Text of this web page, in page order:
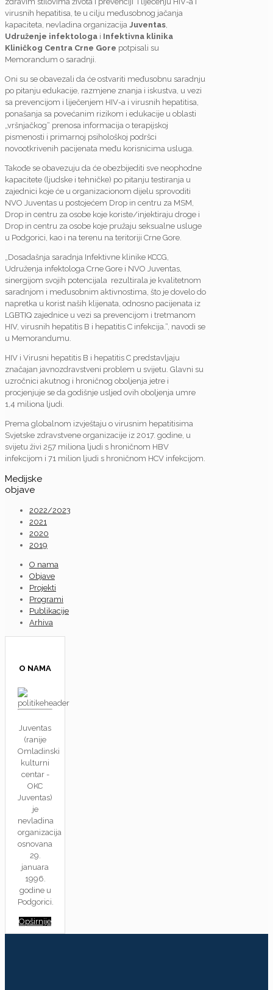
virusnih hepatitisa, te u cilju međusobnog jačanja
kapaciteta, nevladina organizacija Juventas,
Udruženje infektologa i Infektivna klinika
Kliničkog Centra Crne Gore potpisali su
Memorandum o saradnji.
Oni su se obavezali da će ostvariti međusobnu saradnju
po pitanju edukacije, razmjene znanja i iskustva, u vezi
sa prevencijom i liječenjem HIV-a i virusnih hepatitisa,
ponašanja sa povećanim rizikom i edukacije u oblasti
„vršnjačkog“ prenosa informacija o terapijskoj
pismenosti i primarnoj psihološkoj podršci
novootkrivenih pacijenata među korisnicima usluga.
Takođe se obavezuju da će obezbijediti sve neophodne
kapacitete (ljudske i tehničke) po pitanju testiranja u
zajednici koje će u organizacionom dijelu sprovoditi
NVO Juventas u postojećem Drop in centru za MSM,
Drop in centru za osobe koje koriste/injektiraju droge i
Drop in centru za osobe koje pružaju seksualne usluge
u Podgorici, kao i na terenu na teritoriji Crne Gore.
„Dosadašnja saradnja Infektivne klinike KCCG,
Udruženja infektologa Crne Gore i NVO Juventas,
sinergijom svojih potencijala rezultirala je kvalitetnom
saradnjom i međusobnim aktivnostima, što je dovelo do
napretka u korist naših klijenata, odnosno pacijenata iz
LGBTIQ zajednice u vezi sa prevencijom i tretmanom
HIV, virusnih hepatitis B i hepatitis C infekcija.“, navodi se
u Memorandumu.
HIV i Virusni hepatitis B i hepatitis C predstavljaju
značajan javnozdravstveni problem u svijetu. Glavni su
uzročnici akutnog i hroničnog oboljenja jetre i
procjenjuje se da godišnje usljed ovih oboljenja umre
1,4 miliona ljudi.
Prema globalnom izvještaju o virusnim hepatitisima
Svjetske zdravstvene organizacije iz 2017. godine, u
svijetu živi 257 miliona ljudi s hroničnom HBV
infekcijom i 71 milion ljudi s hroničnom HCV infekcijom.
Medijske
objave
2022/2023
2021
2020
2019
O nama
Objave
Projekti
Programi
Publikacije
Arhiva
O NAMA
Juventas
(ranije
Omladinski
kulturni
centar -
OKC
Juventas)
je
nevladina
organizacija
osnovana
29.
januara
1996.
godine u
Podgorici.
Opširnije